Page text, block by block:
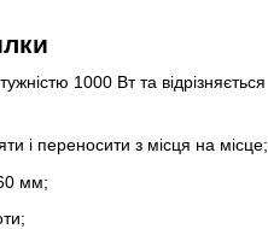
1000 Вт та відрізняється
і переносити з місця на місце;
мм;